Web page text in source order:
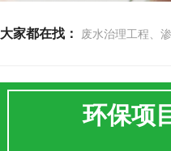
大家都在找： 废水治理工程、
环保项